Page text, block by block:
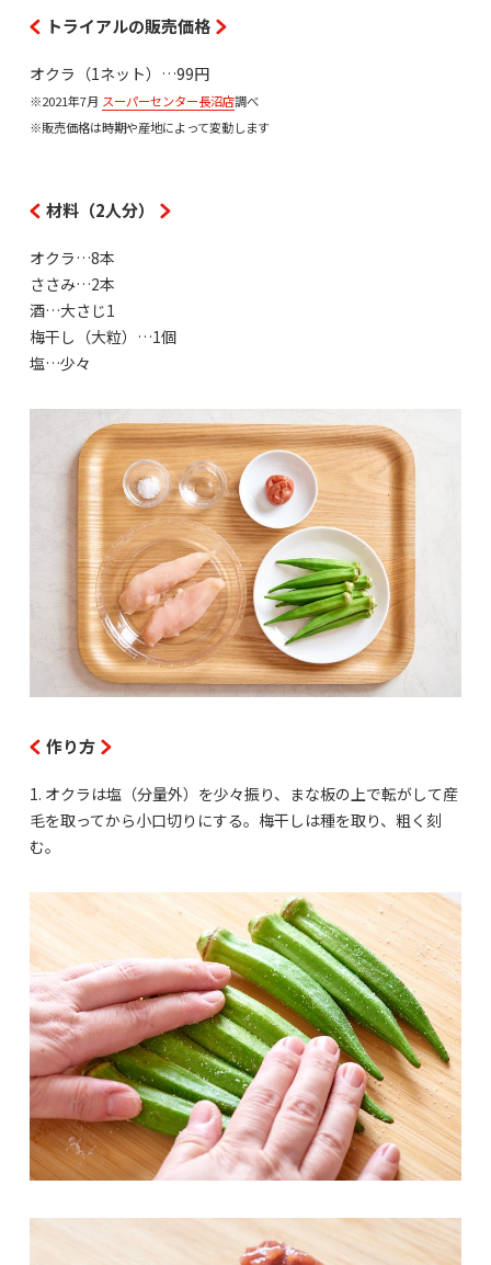
トライアルの販売価格
オクラ（1ネット）…99円
※2021年7月 スーパーセンター長沼店調べ
※販売価格は時期や産地によって変動します
材料（2人分）
オクラ…8本
ささみ…2本
酒…大さじ1
梅干し（大粒）…1個
塩…少々
作り方
1. オクラは塩（分量外）を少々振り、まな板の上で転がして産
毛を取ってから小口切りにする。梅干しは種を取り、粗く刻
む。